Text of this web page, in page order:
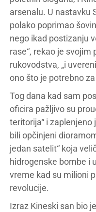
arsenalu. U nastavku
polako poprimao
nego ikad postizanju
rase“, rekao je
rukovodstva, „i
ono što je potrebno za
Tog dana kad sam
oficira pažljivo su
teritorija“ i zaplenjeno
bili opčinjeni
jedan satelit“ koja
hidrogenske bombe i
vreme kad su milioni
revolucije.
Izraz Kineski san bio